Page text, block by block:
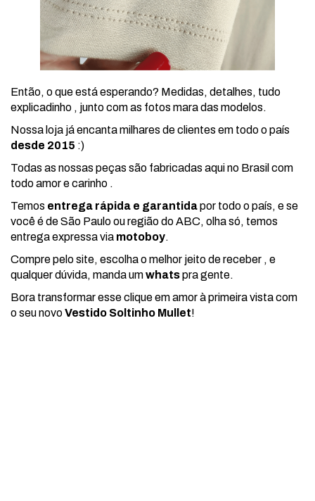
Então, o que está esperando? Medidas, detalhes, tudo
explicadinho , junto com as fotos mara das modelos.
Nossa loja já encanta milhares de clientes em todo o país
desde 2015 :)
Todas as nossas peças são fabricadas aqui no Brasil com
todo amor e carinho .
Temos entrega rápida e garantidapor todo o país, e se
você é de São Paulo ou região do ABC, olha só, temos
entrega expressa via motoboy.
Compre pelo site, escolha o melhor jeito de receber , e
qualquer dúvida, manda umwhatspra gente.
Bora transformar esse clique em amor à primeira vista com
o seu novoVestido Soltinho Mullet!